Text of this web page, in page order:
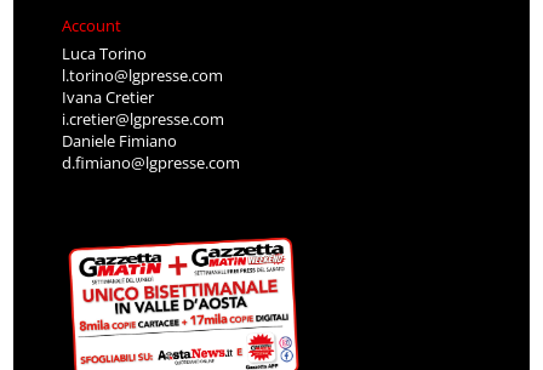
Account
Luca Torino
l.torino@lgpresse.com
Ivana Cretier
i.cretier@lgpresse.com
Daniele Fimiano
d.fimiano@lgpresse.com